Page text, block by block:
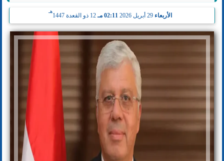
الأربعاء 29 أبريل 2026 02:11 مـ 12 ذو القعدة 1447
هـ